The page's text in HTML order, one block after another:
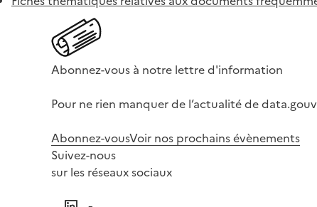
Abonnez-vous à notre lettre d'information
Pour ne rien manquer de l’actualité de
Abonnez-vousVoir nos prochains évènements
Suivez-nous
sur les réseaux sociaux